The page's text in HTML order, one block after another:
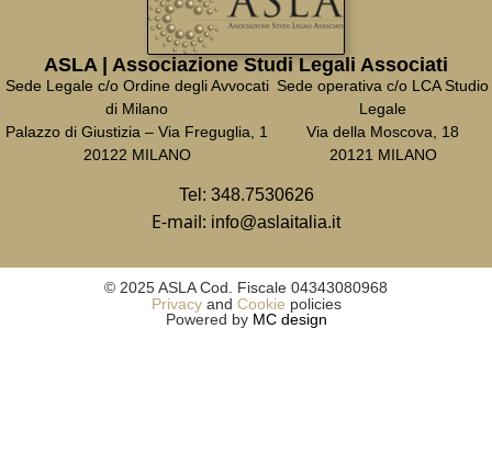
ASLA | Associazione Studi Legali Associati
Sede Legale c/o Ordine degli Avvocati
di Milano
Palazzo di Giustizia – Via Freguglia, 1
20122 MILANO
Sede operativa c/o LCA Studio
Legale
Via della Moscova, 18
20121 MILANO
Tel: 348.7530626
E-mail: info@aslaitalia.it
© 2025 ASLA Cod. Fiscale 04343080968
Privacyand Cookie policies
Powered by MC design